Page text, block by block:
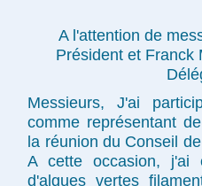
A l'attention de
Président et Franck
Messieurs, J'ai
comme représentant
la réunion du Conseil
A cette occasion, j'ai
d'algues vertes